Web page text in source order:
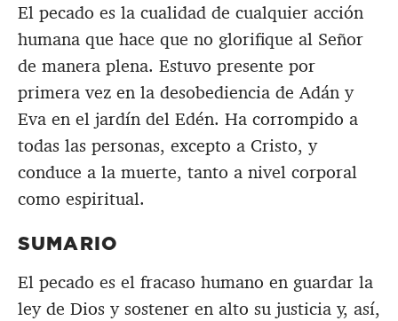
El pecado es la cualidad de cualquier acción
humana que hace que no glorifique al Señor
de manera plena. Estuvo presente por
primera vez en la desobediencia de Adán y
Eva en el jardín del Edén. Ha corrompido a
todas las personas, excepto a Cristo, y
conduce a la muerte, tanto a nivel corporal
como espiritual.
SUMARIO
El pecado es el fracaso humano en guardar la
ley de Dios y sostener en alto su justicia y, así,